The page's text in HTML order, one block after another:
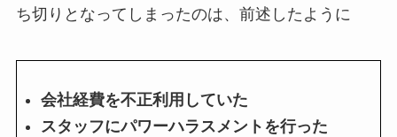
ち切りとなってしまったのは、前述したように
会社経費を不正利用していた
スタッフにパワーハラスメントを行った